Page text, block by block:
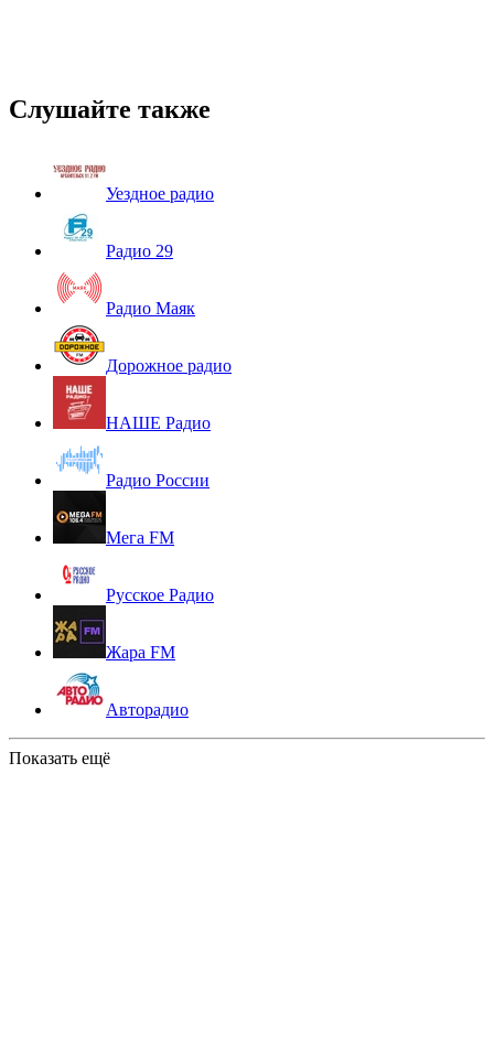
Слушайте также
Уездное радио
Радио 29
Радио Маяк
Дорожное радио
НАШЕ Радио
Радио России
Мега FM
Русское Радио
Жара FM
Авторадио
Показать ещё